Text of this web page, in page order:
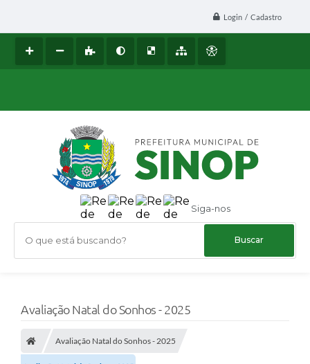
Login / Cadastro
Siga-nos
O que está buscando?
Avaliação Natal do Sonhos - 2025
Avaliação Natal do Sonhos - 2025